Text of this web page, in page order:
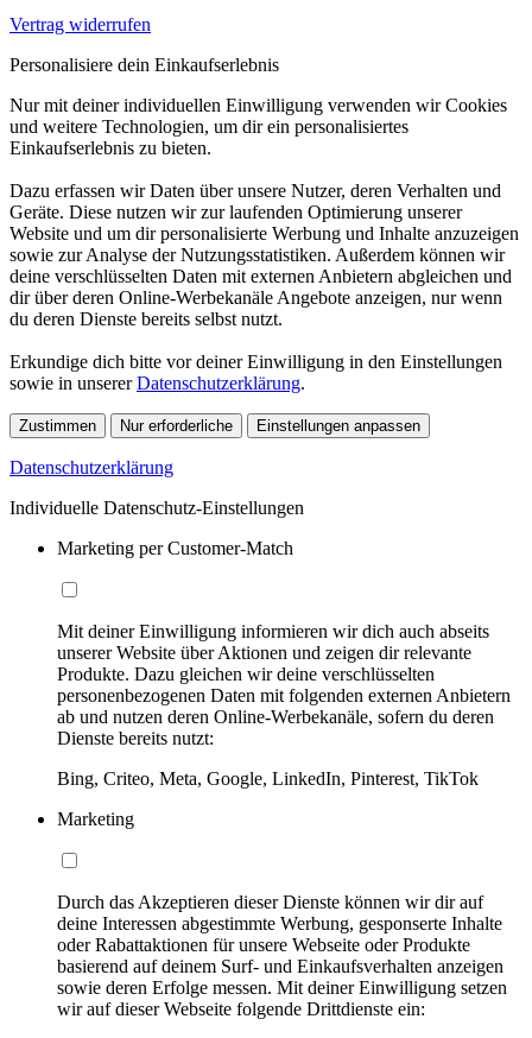
Vertrag widerrufen
Personalisiere dein Einkaufserlebnis
Nur mit deiner individuellen Einwilligung verwenden wir Cookies
und weitere Technologien, um dir ein personalisiertes
Einkaufserlebnis zu bieten.
Dazu erfassen wir Daten über unsere Nutzer, deren Verhalten und
Geräte. Diese nutzen wir zur laufenden Optimierung unserer
Website und um dir personalisierte Werbung und Inhalte anzuzeigen
sowie zur Analyse der Nutzungsstatistiken. Außerdem können wir
deine verschlüsselten Daten mit externen Anbietern abgleichen und
dir über deren Online-Werbekanäle Angebote anzeigen, nur wenn
du deren Dienste bereits selbst nutzt.
Erkundige dich bitte vor deiner Einwilligung in den Einstellungen
sowie in unsererDatenschutzerklärung.
Zustimmen Nur erforderliche Einstellungen anpassen
Datenschutzerklärung
Individuelle Datenschutz-Einstellungen
Marketing per Customer-Match
Mit deiner Einwilligung informieren wir dich auch abseits
unserer Website über Aktionen und zeigen dir relevante
Produkte. Dazu gleichen wir deine verschlüsselten
personenbezogenen Daten mit folgenden externen Anbietern
ab und nutzen deren Online-Werbekanäle, sofern du deren
Dienste bereits nutzt:
Bing, Criteo, Meta, Google, LinkedIn, Pinterest, TikTok
Marketing
Durch das Akzeptieren dieser Dienste können wir dir auf
deine Interessen abgestimmte Werbung, gesponserte Inhalte
oder Rabattaktionen für unsere Webseite oder Produkte
basierend auf deinem Surf- und Einkaufsverhalten anzeigen
sowie deren Erfolge messen. Mit deiner Einwilligung setzen
wir auf dieser Webseite folgende Drittdienste ein: